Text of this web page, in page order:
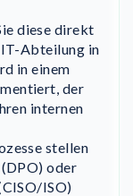
diese direkt
Abteilung in
in einem
der
internen
stellen
oder
ISO)